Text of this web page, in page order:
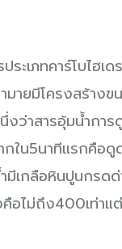
ระเภทคาร์โบไฮเ
มายมีโครงสร้าง
ว่าสารอุ้มน้ำการ
กใน5นาทีแรกคือ
มีเกลือหินปูนกรด
อไม่ถึง400เท่าแ